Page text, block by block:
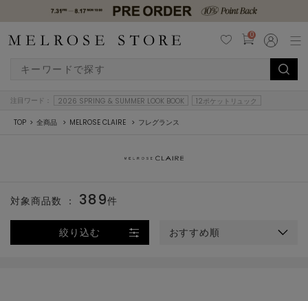
0
注目ワード： 2026 SPRING & SUMMER LOOK BOOK 12ポケットリュック
TOP 全商品 MELROSE CLAIRE フレグランス
絞り込む おすすめ順
対象商品数 ： 389件